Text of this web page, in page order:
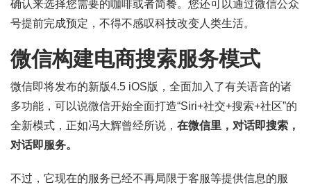
确认来选择您需要的咖啡或者简餐。您还可以通过微信公众
号提前完成预定，不得不感叹科技改变人类生活。
微信构建电商搜索服务模式
微信即将发布的新版4.5 iOS版，全面加入了有关语音的诸
多功能，可以说微信开始全面打造“Siri+社交+搜索+社区”的
全新模式，正如冯大辉曾经所说， 在微信里，对话即搜索，
对话即服务。
不过，它现在的服务已经不再局限于客服等提供信息的服